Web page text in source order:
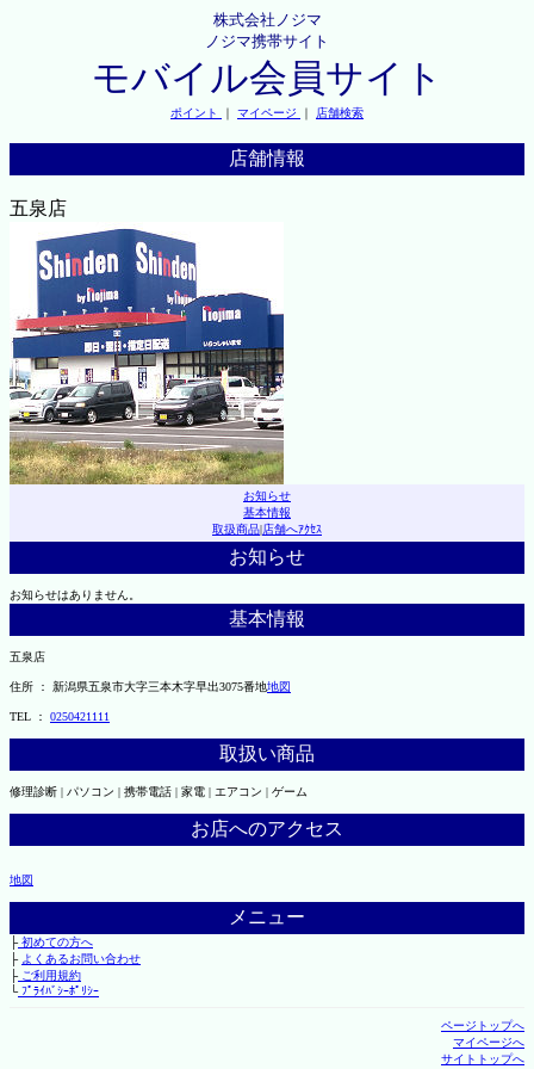
株式会社ノジマ
ノジマ携帯サイト
モバイル会員サイト
ポイント ｜ マイページ ｜ 店舗検索
店舗情報
五泉店
お知らせ
基本情報
取扱商品|店舗へｱｸｾｽ
お知らせ
お知らせはありません。
基本情報
五泉店
住所 ： 新潟県五泉市大字三本木字早出3075番地地図
TEL ： 0250421111
取扱い商品
修理診断 | パソコン | 携帯電話 | 家電 | エアコン | ゲーム
お店へのアクセス
地図
メニュー
├初めての方へ
├ よくあるお問い合わせ
├ご利用規約
└ﾌﾟﾗｲﾊﾞｼｰﾎﾟﾘｼｰ
ページトップへ
マイページへ
サイトトップへ